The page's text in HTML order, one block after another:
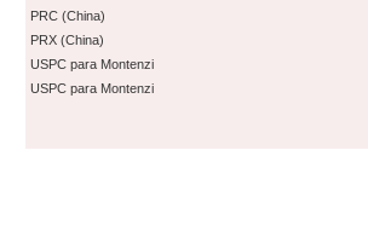
PRC (China)
PRX (China)
USPC para Montenzi
USPC para Montenzi